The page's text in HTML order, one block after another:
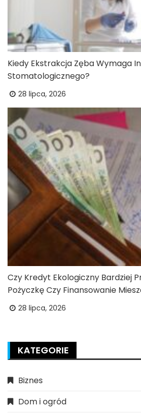
Kiedy Ekstrakcja Zęba Wymaga
Stomatologicznego?
28 lipca, 2026
Czy Kredyt Ekologiczny Bardziej
Pożyczkę Czy Finansowanie
28 lipca, 2026
KATEGORIE
Biznes
Dom i ogród